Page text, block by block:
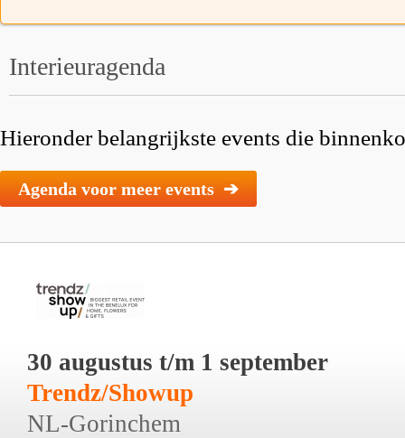
Interieuragenda
Hieronder belangrijkste events die
Agenda voor meer events ➔
30 augustus t/m 1 september
Trendz/Showup
NL-Gorinchem